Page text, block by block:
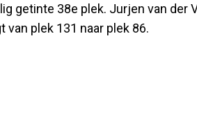
getinte 38e plek. Jurjen van der
van plek 131 naar plek 86.